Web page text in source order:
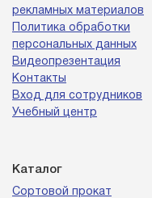
рекламных материалов
Политика обработки
персональных данных
Видеопрезентация
Контакты
Вход для сотрудников
Учебный центр
Каталог
Сортовой прокат